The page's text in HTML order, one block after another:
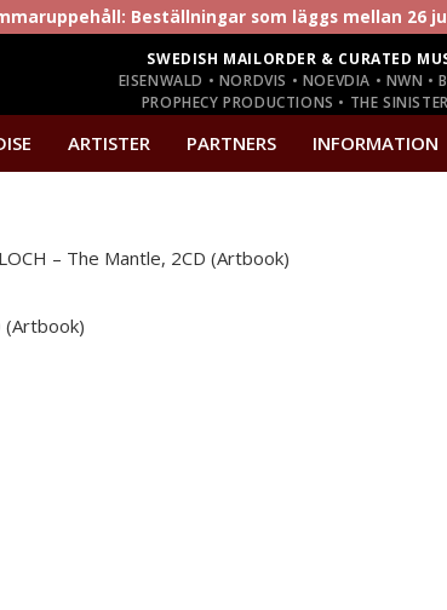
Beställningar som läggs mellan 26
SWEDISH MAILORDER & CURATED
EISENWALD • NORDVIS • NOEVDIA • NWN •
PROPHECY PRODUCTIONS • THE
ARTISTER PARTNERS INFORMATION
– The Mantle, 2CD (Artbook)